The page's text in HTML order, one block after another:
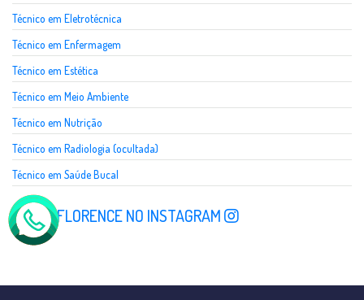
Técnico em Eletrotécnica
Técnico em Enfermagem
Técnico em Estética
Técnico em Meio Ambiente
Técnico em Nutrição
Técnico em Radiologia (ocultada)
Técnico em Saúde Bucal
SIGA A FLORENCE NO INSTAGRAM